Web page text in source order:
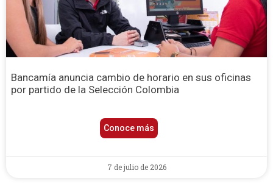
Bancamía anuncia cambio de horario en sus oficinas
por partido de la Selección Colombia
Conoce más
7 de julio de 2026